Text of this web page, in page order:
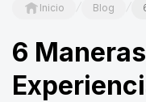
Inicio / Blog /
6